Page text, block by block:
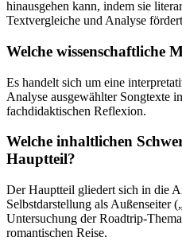
hinausgehen kann, indem sie
Textvergleiche und Analyse
Welche wissenschaftliche
Es handelt sich um eine
Analyse ausgewählter Songtexte
fachdidaktischen Reflexion.
Welche inhaltlichen
Hauptteil?
Der Hauptteil gliedert sich in die
Selbstdarstellung als Außenseiter
Untersuchung der Roadtrip-
romantischen Reise.